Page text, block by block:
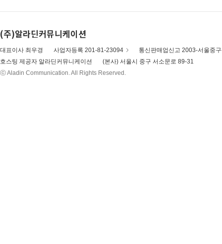
(주)알라딘커뮤니케이션
대표이사 최우경 사업자등록 201-81-23094
통신판매업신고 2003-서울중
호스팅 제공자 알라딘커뮤니케이션
(본사) 서울시 중구 서소문로 89-31
ⓒ Aladin Communication. All Rights Reserved.